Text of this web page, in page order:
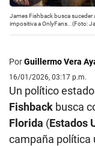
James Fishback busca suceder
impositiva a OnlyFans.. (Foto:
PorGuillermo Vera
16/01/2026, 03:17 p.m.
Un político
Fishback busca
Florida (Estados
campaña política